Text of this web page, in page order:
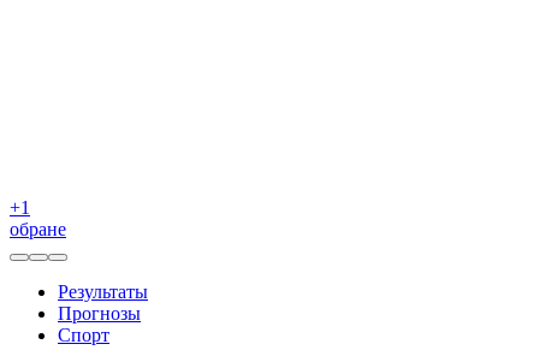
+1
обране
Результаты
Прогнозы
Спорт